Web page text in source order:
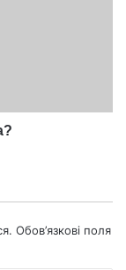
Обов’язкові поля